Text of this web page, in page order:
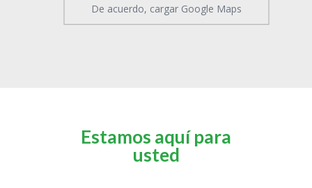
Estamos aquí para
usted
De acuerdo, cargar Google Maps